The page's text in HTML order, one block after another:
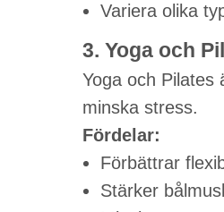
Variera olika
3. Yoga och
Yoga och Pilates
minska stress.
Fördelar:
Förbättrar
Stärker